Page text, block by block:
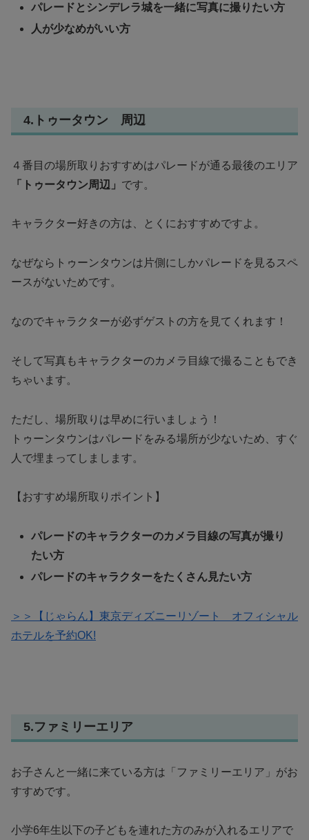
パレードとシンデレラ城を一緒に写真に撮りたい方
人が少なめがいい方
4.トゥータウン 周辺
４番目の場所取りおすすめはパレードが通る最後のエリア
「トゥータウン周辺」 です。
キャラクター好きの方は、とくにおすすめですよ。
なぜなら トゥーンタウンは片側にしかパレードを見るスペ
ースがないためです。
なのでキャラクターが必ずゲストの方を見てくれます！
そして写真もキャラクターのカメラ目線で撮ることもでき
ちゃいます。
ただし、場所取りは早めに行いましょう！
トゥーンタウンはパレードをみる場所が少ないため、すぐ
人で埋まってしまします。
【おすすめ場所取りポイント】
パレードのキャラクターのカメラ目線の写真が撮り
たい方
パレードのキャラクターをたくさん見たい方
＞＞【じゃらん】東京ディズニーリゾート オフィシャル
ホテルを予約OK!
5.ファミリーエリア
お子さんと一緒に来ている方は「ファミリーエリア」がお
すすめです。
小学6年生以下の子どもを連れた方のみが入れるエリアで